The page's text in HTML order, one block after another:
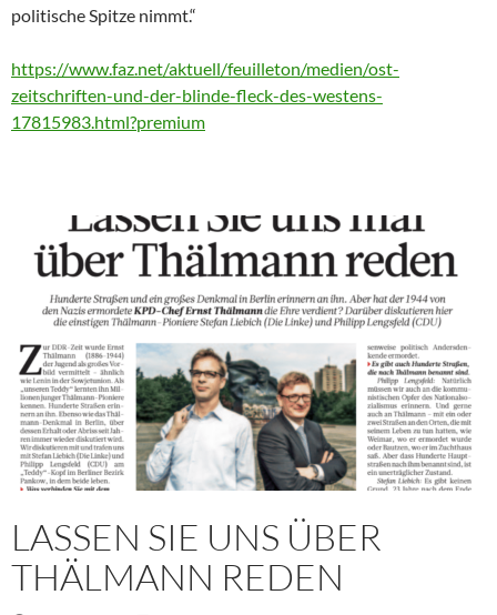
politische Spitze nimmt.“
https://www.faz.net/aktuell/feuilleton/medien/ost-
zeitschriften-und-der-blinde-fleck-des-westens-
17815983.html?premium
LASSEN SIE UNS ÜBER
THÄLMANN REDEN